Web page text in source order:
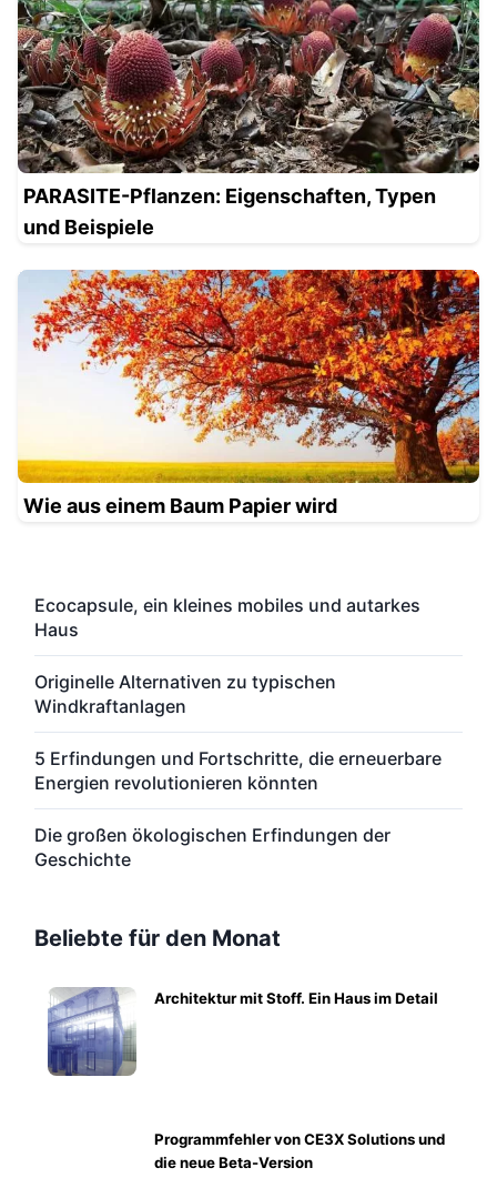
PARASITE-Pflanzen: Eigenschaften, Typen
und Beispiele
Wie aus einem Baum Papier wird
Ecocapsule, ein kleines mobiles und autarkes
Haus
Originelle Alternativen zu typischen
Windkraftanlagen
5 Erfindungen und Fortschritte, die erneuerbare
Energien revolutionieren könnten
Die großen ökologischen Erfindungen der
Geschichte
Beliebte für den Monat
Architektur mit Stoff. Ein Haus im Detail
Programmfehler von CE3X Solutions und
die neue Beta-Version